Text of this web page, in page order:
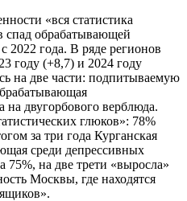
«вся статистика
спад обрабатывающей
2022 года. В ряде регионов
году (+8,7) и 2024 году
на две части: подпитываемую
двугорбового верблюда.
глюков»: 78%
за три года Курганская
среди депрессивных
75%, на две трети «выросла»
Москвы, где находятся